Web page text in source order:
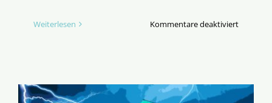
Weiterlesen Kommentare deaktiviertfür
Wirklich?